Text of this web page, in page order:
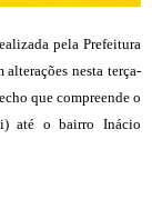
pela Prefeitura
nesta terça-
que compreende o
até o bairro Inácio